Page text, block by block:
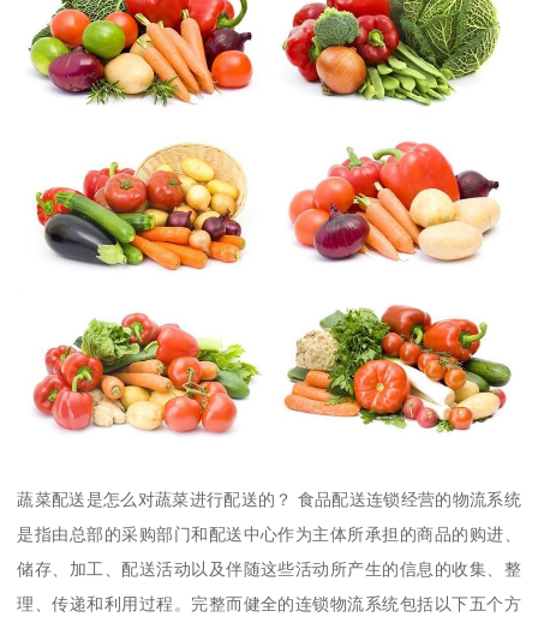
蔬菜配送是怎么对蔬菜进行配送的？ 食品配送连锁经营的物流系统
是指由总部的采购部门和配送中心作为主体所承担的商品的购进、
储存、加工、配送活动以及伴随这些活动所产生的信息的收集、整
理、传递和利用过程。完整而健全的连锁物流系统包括以下五个方